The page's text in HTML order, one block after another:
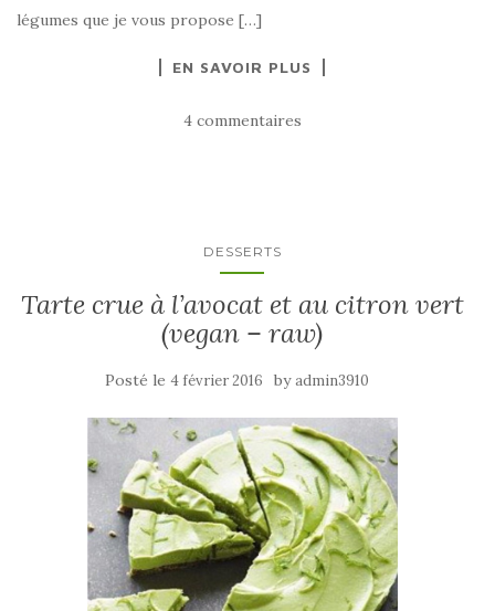
légumes que je vous propose […]
EN SAVOIR PLUS
4 commentaires
DESSERTS
Tarte crue à l’avocat et au citron vert
(vegan – raw)
Posté le 4 février 2016 byadmin3910